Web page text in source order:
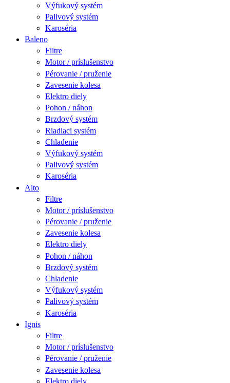
Výfukový systém
Palivový systém
Karoséria
Baleno
Filtre
Motor / príslušenstvo
Pérovanie / pruženie
Zavesenie kolesa
Elektro diely
Pohon / náhon
Brzdový systém
Riadiaci systém
Chladenie
Výfukový systém
Palivový systém
Karoséria
Alto
Filtre
Motor / príslušenstvo
Pérovanie / pruženie
Zavesenie kolesa
Elektro diely
Pohon / náhon
Brzdový systém
Chladenie
Výfukový systém
Palivový systém
Karoséria
Ignis
Filtre
Motor / príslušenstvo
Pérovanie / pruženie
Zavesenie kolesa
Elektro diely